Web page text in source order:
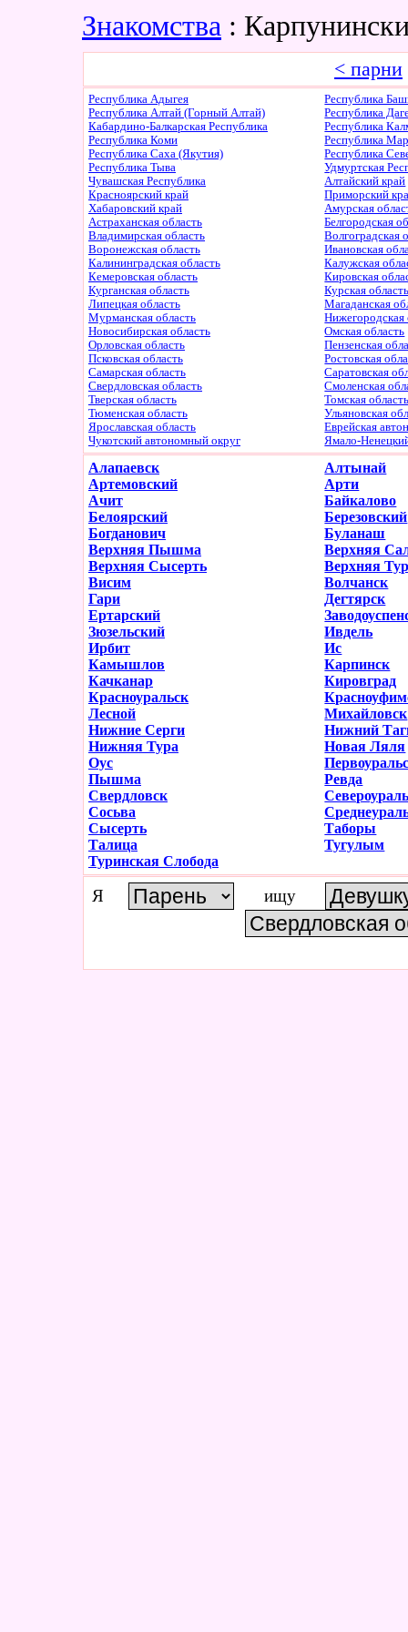
Знакомства :
< парни
Республика Адыгея
Республика
Республика Алтай (Горный Алтай)
Республика
Кабардино-Балкарская Республика
Республика
Республика Коми
Республика
Республика Саха (Якутия)
Республика
Республика Тыва
Удмуртская
Чувашская Республика
Алтайский край
Красноярский край
Приморский
Хабаровский край
Амурская
Астраханская область
Белгородская
Владимирская область
Волгоградская
Воронежская область
Ивановская
Калининградская область
Калужская
Кемеровская область
Кировская
Курганская область
Курская
Липецкая область
Магаданская
Мурманская область
Нижегородская
Новосибирская область
Омская область
Орловская область
Пензенская
Псковская область
Ростовская
Самарская область
Саратовская
Свердловская область
Смоленская
Тверская область
Томская
Тюменская область
Ульяновская
Ярославская область
Еврейская
Чукотский автономный округ
Ямало-
Алапаевск
Алтынай
Артемовский
Арти
Ачит
Байкалово
Белоярский
Березовский
Богданович
Буланаш
Верхняя Пышма
Верхняя
Верхняя Сысерть
Верхняя
Висим
Волчанск
Гари
Дегтярск
Ертарский
Зюзельский
Ивдель
Ирбит
Ис
Камышлов
Карпинск
Качканар
Кировград
Красноуральск
Лесной
Михайловск
Нижние Серги
Нижний
Нижняя Тура
Новая Ляля
Оус
Пышма
Ревда
Свердловск
Сосьва
Сысерть
Таборы
Талица
Тугулым
Туринская Слобода
Я ищу